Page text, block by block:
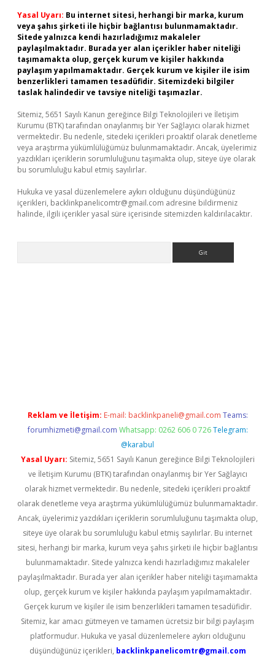
Yasal Uyarı: Bu internet sitesi, herhangi bir marka, kurum
veya şahıs şirketi ile hiçbir bağlantısı bulunmamaktadır.
Sitede yalnızca kendi hazırladığımız makaleler
paylaşılmaktadır. Burada yer alan içerikler haber niteliği
taşımamakta olup, gerçek kurum ve kişiler hakkında
paylaşım yapılmamaktadır. Gerçek kurum ve kişiler ile isim
benzerlikleri tamamen tesadüfidir. Sitemizdeki bilgiler
taslak halindedir ve tavsiye niteliği taşımazlar.
Sitemiz, 5651 Sayılı Kanun gereğince Bilgi Teknolojileri ve İletişim
Kurumu (BTK) tarafından onaylanmış bir Yer Sağlayıcı olarak hizmet
vermektedir. Bu nedenle, sitedeki içerikleri proaktif olarak denetleme
veya araştırma yükümlülüğümüz bulunmamaktadır. Ancak, üyelerimiz
yazdıkları içeriklerin sorumluluğunu taşımakta olup, siteye üye olarak
bu sorumluluğu kabul etmiş sayılırlar.
Hukuka ve yasal düzenlemelere aykırı olduğunu düşündüğünüz
içerikleri, backlinkpanelicomtr@gmail.com adresine bildirmeniz
halinde, ilgili içerikler yasal süre içerisinde sitemizden kaldırılacaktır.
Reklam ve İletişim: E-mail: backlinkpaneli@gmail.com Teams:
forumhizmeti@gmail.com Whatsapp: 0262 606 0 726 Telegram:
@karabul
Yasal Uyarı: Sitemiz, 5651 Sayılı Kanun gereğince Bilgi Teknolojileri
ve İletişim Kurumu (BTK) tarafından onaylanmış bir Yer Sağlayıcı
olarak hizmet vermektedir. Bu nedenle, sitedeki içerikleri proaktif
olarak denetleme veya araştırma yükümlülüğümüz bulunmamaktadır.
Ancak, üyelerimiz yazdıkları içeriklerin sorumluluğunu taşımakta olup,
siteye üye olarak bu sorumluluğu kabul etmiş sayılırlar. Bu internet
sitesi, herhangi bir marka, kurum veya şahıs şirketi ile hiçbir bağlantısı
bulunmamaktadır. Sitede yalnızca kendi hazırladığımız makaleler
paylaşılmaktadır. Burada yer alan içerikler haber niteliği taşımamakta
olup, gerçek kurum ve kişiler hakkında paylaşım yapılmamaktadır.
Gerçek kurum ve kişiler ile isim benzerlikleri tamamen tesadüfidir.
Sitemiz, kar amacı gütmeyen ve tamamen ücretsiz bir bilgi paylaşım
platformudur. Hukuka ve yasal düzenlemelere aykırı olduğunu
düşündüğünüz içerikleri, backlinkpanelicomtr@gmail.com